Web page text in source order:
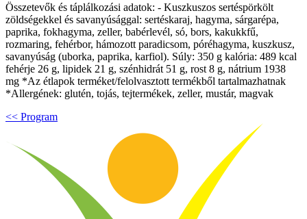
Összetevők és táplálkozási adatok: - Kuszkuszos sertéspörkölt
zöldségekkel és savanyúsággal: sertéskaraj, hagyma, sárgarépa,
paprika, fokhagyma, zeller, babérlevél, só, bors, kakukkfű,
rozmaring, fehérbor, hámozott paradicsom, póréhagyma, kuszkusz,
savanyúság (uborka, paprika, karfiol). Súly: 350 g kalória: 489 kcal
fehérje 26 g, lipidek 21 g, szénhidrát 51 g, rost 8 g, nátrium 1938
mg *Az étlapok terméket/felolvasztott termékből tartalmazhatnak
*Allergének: glutén, tojás, tejtermékek, zeller, mustár, magvak
<< Program